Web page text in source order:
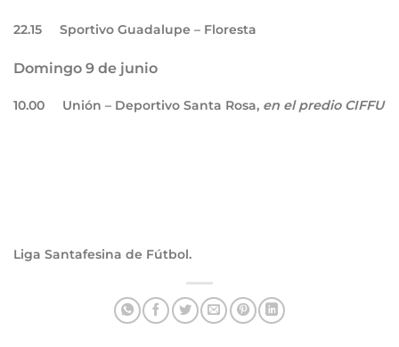
22.15 Sportivo Guadalupe – Floresta
Domingo 9 de junio
10.00 Unión – Deportivo Santa Rosa, en el predio CIFFU
Liga Santafesina de Fútbol.